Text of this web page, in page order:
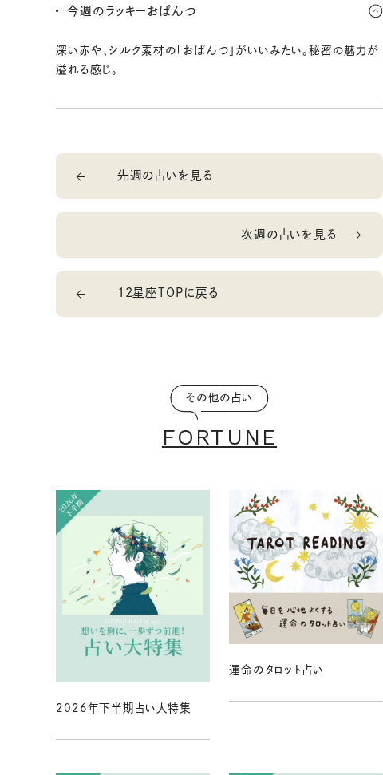
前のハーブティーで身体も心もデトックスしよう。
今週のラッキーおぱんつ
深い赤や、シルク素材の「おぱんつ」がいいみたい。秘密の魅力が
溢れる感じ。
先週の占いを見る
次週の占いを見る
12星座TOPに戻る
その他の占い
FORTUNE
2026年下半期占い大特集
運命のタロット占い